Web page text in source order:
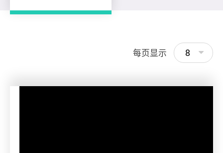
每页显示 8